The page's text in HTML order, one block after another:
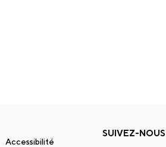
Accessibilité
SUIVEZ-NOUS